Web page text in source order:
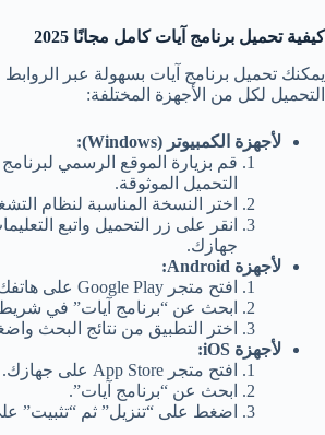
كيفية تحميل برنامج آيات كامل مجانًا 2025
يمكنك تحميل برنامج آيات بسهولة عبر
التحميل لكل من الأجهزة المختلفة:
لأجهزة الكمبيوتر (Windows):
قم بزيارة الموقع الرسمي
التحميل الموثوقة.
اختر النسخة المناسبة لنظام
انقر على زر التحميل واتبع
جهازك.
لأجهزة Android:
افتح متجر Google Play على هاتفك.
ابحث عن “برنامج آيات” في
اختر التطبيق من نتائج البحث
لأجهزة iOS:
افتح متجر App Store على جهازك.
ابحث عن “برنامج آيات”.
اضغط على “تنزيل” ثم “تثبيت”